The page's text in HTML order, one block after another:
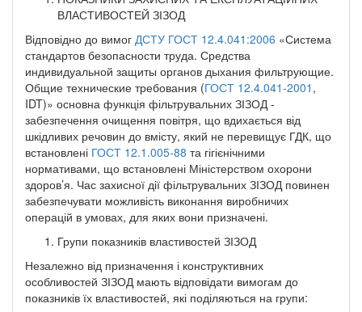
ВЛАСТИВОСТЕЙ ЗІЗОД
Відповідно до вимог ДСТУ ГОСТ 12.4.041:2006 «Система
стандартов безопасности труда. Средства
индивидуальной защиты органов дыхания фильтрующие.
Общие технические требования (ГОСТ 12.4.041-2001 ,
IDT)» основна функція фільтрувальних ЗІЗОД -
забезпечення очищення повітря, що вдихається від
шкідливих речовин до вмісту, який не перевищує ГДК, що
встановлені ГОСТ 12.1.005-88 та гігієнічними
нормативами, що встановлені Міністерством охорони
здоров’я. Час захисної дії фільтрувальних ЗІЗОД повинен
забезпечувати можливість виконання виробничих
операцій в умовах, для яких вони призначені.
Групи показників властивостей ЗІЗОД
Незалежно від призначення і конструктивних
особливостей ЗІЗОД мають відповідати вимогам до
показників їх властивостей, які поділяються на групи: